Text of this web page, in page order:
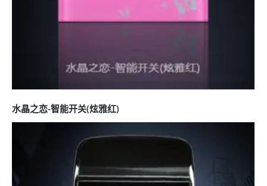
水晶之恋-智能开关(炫雅红)